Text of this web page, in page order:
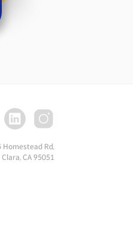
Homestead Rd,
CA 95051